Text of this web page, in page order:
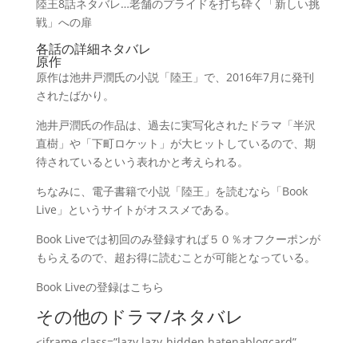
陸王8話ネタバレ…老舗のプライドを打ち砕く「新しい挑
戦」への扉
各話の詳細ネタバレ
原作
原作は池井戸潤氏の小説「陸王」で、2016年7月に発刊
されたばかり。
池井戸潤氏の作品は、過去に実写化されたドラマ「半沢
直樹」や「下町ロケット」が大ヒットしているので、期
待されているという表れかと考えられる。
ちなみに、電子書籍で小説「陸王」を読むなら「Book
Live」というサイトがオススメである。
Book Liveでは初回のみ登録すれば５０％オフクーポンが
もらえるので、超お得に読むことが可能となっている。
Book Liveの登録はこちら
その他のドラマ/ネタバレ